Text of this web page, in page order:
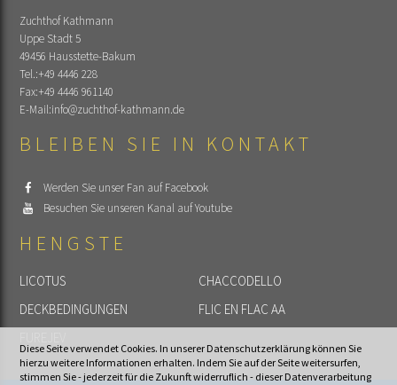
Zuchthof Kathmann
Uppe Stadt 5
49456 Hausstette-Bakum
Tel.:+49 4446 228
Fax:+49 4446 961140
E-Mail:info@zuchthof-kathmann.de
BLEIBEN SIE IN KONTAKT
Werden Sie unser Fan auf Facebook
Besuchen Sie unseren Kanal auf Youtube
HENGSTE
LICOTUS
CHACCODELLO
DECKBEDINGUNGEN
FLIC EN FLAC AA
Diese Seite verwendet Cookies. In unserer Datenschutzerklärung können Sie
hierzu weitere Informationen erhalten. Indem Sie auf der Seite weitersurfen,
stimmen Sie - jederzeit für die Zukunft widerruflich - dieser Datenverarbeitung